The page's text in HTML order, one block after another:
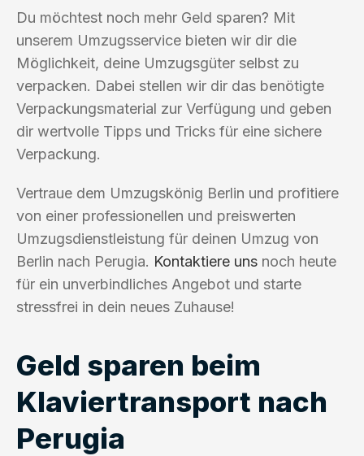
Du möchtest noch mehr Geld sparen? Mit
unserem Umzugsservice bieten wir dir die
Möglichkeit, deine Umzugsgüter selbst zu
verpacken. Dabei stellen wir dir das benötigte
Verpackungsmaterial zur Verfügung und geben
dir wertvolle Tipps und Tricks für eine sichere
Verpackung.
Vertraue dem Umzugskönig Berlin und profitiere
von einer professionellen und preiswerten
Umzugsdienstleistung für deinen Umzug von
Berlin nach Perugia. Kontaktiere uns noch heute
für ein unverbindliches Angebot und starte
stressfrei in dein neues Zuhause!
Geld sparen beim
Klaviertransport nach
Perugia